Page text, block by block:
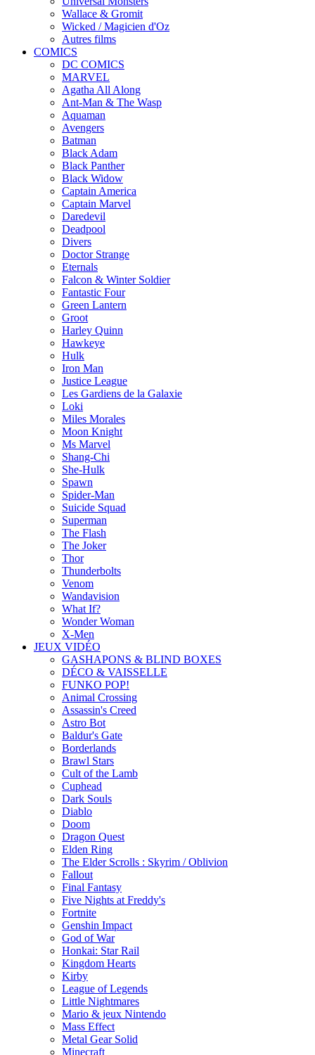
Wallace & Gromit
Wicked / Magicien d'Oz
Autres films
COMICS
DC COMICS
MARVEL
Agatha All Along
Ant-Man & The Wasp
Aquaman
Avengers
Batman
Black Adam
Black Panther
Black Widow
Captain America
Captain Marvel
Daredevil
Deadpool
Divers
Doctor Strange
Eternals
Falcon & Winter Soldier
Fantastic Four
Green Lantern
Groot
Harley Quinn
Hawkeye
Hulk
Iron Man
Justice League
Les Gardiens de la Galaxie
Loki
Miles Morales
Moon Knight
Ms Marvel
Shang-Chi
She-Hulk
Spawn
Spider-Man
Suicide Squad
Superman
The Flash
The Joker
Thor
Thunderbolts
Venom
Wandavision
What If?
Wonder Woman
X-Men
JEUX VIDÉO
GASHAPONS & BLIND BOXES
DÉCO & VAISSELLE
FUNKO POP!
Animal Crossing
Assassin's Creed
Astro Bot
Baldur's Gate
Borderlands
Brawl Stars
Cult of the Lamb
Cuphead
Dark Souls
Diablo
Doom
Dragon Quest
Elden Ring
The Elder Scrolls : Skyrim / Oblivion
Fallout
Final Fantasy
Five Nights at Freddy's
Fortnite
Genshin Impact
God of War
Honkai: Star Rail
Kingdom Hearts
Kirby
League of Legends
Little Nightmares
Mario & jeux Nintendo
Mass Effect
Metal Gear Solid
Minecraft